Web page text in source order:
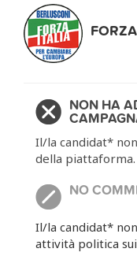
NON HA
Il/la candidat*
della piattaforma.
NO
Il/la candidat*
attività politica